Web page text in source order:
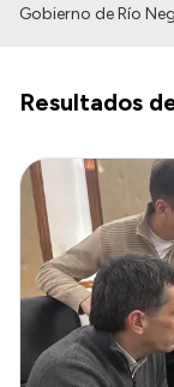
El IPAP
Autoridades
Alumnos
Docentes y
Delegaciones
Normativa
Gobierno de Río
Resultados